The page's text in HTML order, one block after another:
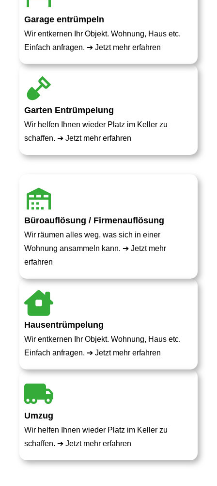
Garage entrümpeln
Wir entkernen Ihr Objekt. Wohnung, Haus etc.
Einfach anfragen. ➔ Jetzt mehr erfahren
Garten Entrümpelung
Wir helfen Ihnen wieder Platz im Keller zu
schaffen. ➔ Jetzt mehr erfahren
Büroauflösung / Firmenauflösung
Wir räumen alles weg, was sich in einer
Wohnung ansammeln kann. ➔ Jetzt mehr
erfahren
Hausentrümpelung
Wir entkernen Ihr Objekt. Wohnung, Haus etc.
Einfach anfragen. ➔ Jetzt mehr erfahren
Umzug
Wir helfen Ihnen wieder Platz im Keller zu
schaffen. ➔ Jetzt mehr erfahren